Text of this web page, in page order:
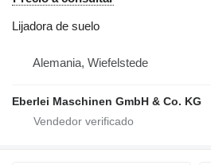
Lijadora de suelo
Alemania, Wiefelstede
Eberlei Maschinen GmbH & Co. KG